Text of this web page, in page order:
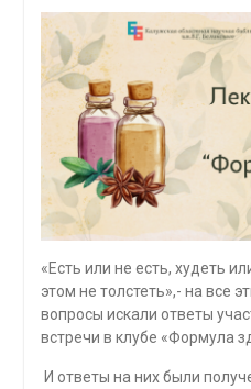
«Есть или не есть, худеть
этом не толстеть»,- на все
вопросы искали ответы
встречи в клубе «Формула
И ответы на них были